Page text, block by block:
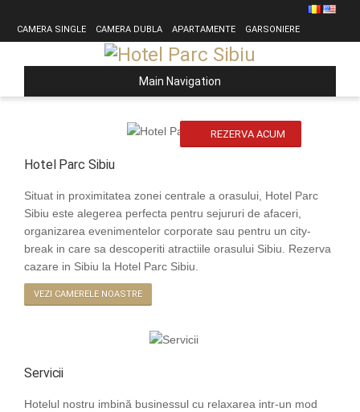
CAMERA SINGLE CAMERA DUBLA APARTAMENTE GARSONIERE
Main Navigation
REZERVA ACUM
Hotel Parc Sibiu
Situat in proximitatea zonei centrale a orasului, Hotel Parc
Sibiu este alegerea perfecta pentru sejururi de afaceri,
organizarea evenimentelor corporate sau pentru un city-
break in care sa descoperiti atractiile orasului Sibiu. Rezerva
cazare in Sibiu la Hotel Parc Sibiu.
VEZI CAMERELE NOASTRE
Servicii
Hotelul nostru imbină businessul cu relaxarea intr-un mod